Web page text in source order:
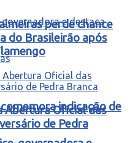
indicação de
perde chance
do Brasileirão após
Abertura Oficial das
de Pedra